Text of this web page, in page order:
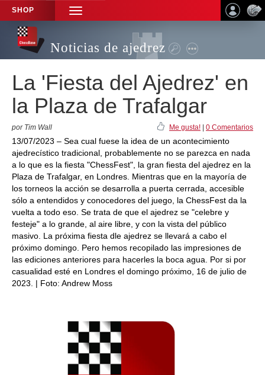
SHOP
TOGGLE
NAVIGATION
Noticias de ajedrez
La 'Fiesta del Ajedrez' en
la Plaza de Trafalgar
por Tim Wall Me gusta! 0 Comentarios
13/07/2023 – Sea cual fuese la idea de un acontecimiento
ajedrecístico tradicional, probablemente no se parezca en nada
a lo que es la fiesta "ChessFest", la gran fiesta del ajedrez en la
Plaza de Trafalgar, en Londres. Mientras que en la mayoría de
los torneos la acción se desarrolla a puerta cerrada, accesible
sólo a entendidos y conocedores del juego, la ChessFest da la
vuelta a todo eso. Se trata de que el ajedrez se "celebre y
festeje" a lo grande, al aire libre, y con la vista del público
masivo. La próxima fiesta dle ajedrez se llevará a cabo el
próximo domingo. Pero hemos recopilado las impresiones de
las ediciones anteriores para hacerles la boca agua. Por si por
casualidad esté en Londres el domingo próximo, 16 de julio de
2023. | Foto: Andrew Moss